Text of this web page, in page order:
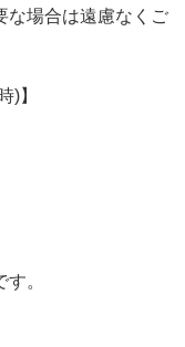
な場合は遠慮なくご
)】
。